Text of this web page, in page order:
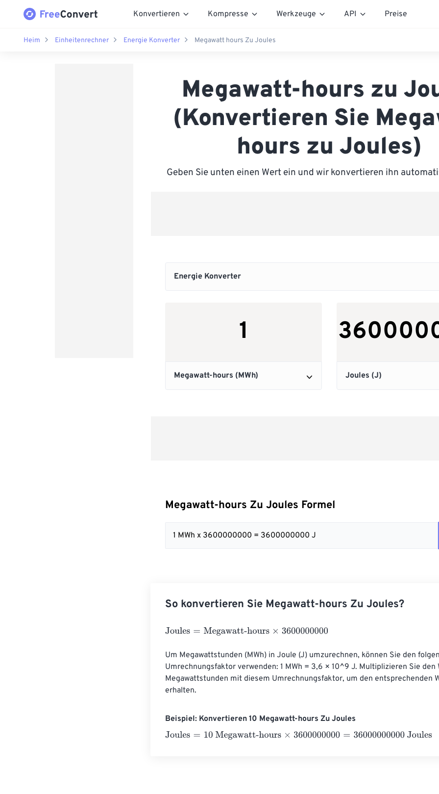
Konvertieren Kompresse Werkzeuge API Preise
Heim Einheitenrechner Energie Konverter Megawatt hours Zu Joules
Megawatt-hours zu
(Konvertieren Sie
hours zu Joules)
Geben Sie unten einen Wert ein und wir konvertieren ihn
Megawatt-hours Zu Joules Formel
1 MWh x 3600000000 = 3600000000 J
So konvertieren Sie Megawatt-hours Zu Joules?
Joules= Megawatt-hours×3600000000
Um Megawattstunden (MWh) in Joule (J) umzurechnen, können Sie den
Umrechnungsfaktor verwenden: 1 MWh = 3,6 × 10^9 J. Multiplizieren Sie den
Megawattstunden mit diesem Umrechnungsfaktor, um den entsprechenden
erhalten.
Beispiel: Konvertieren 10 Megawatt-hours Zu Joules
Joules= 10 Megawatt-hours×3600000000=36000000000 Joules